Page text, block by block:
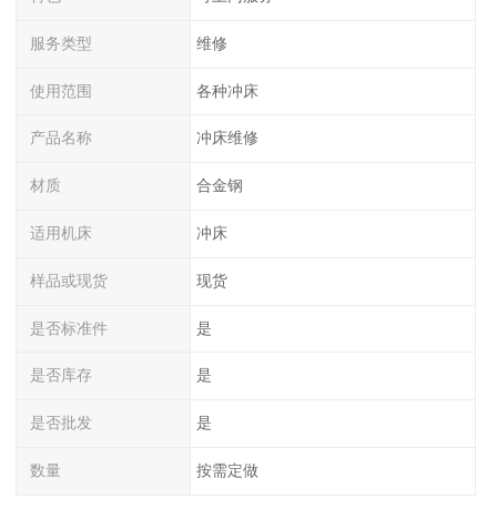
服务类型 维修
使用范围 各种冲床
产品名称 冲床维修
材质 合金钢
适用机床 冲床
样品或现货 现货
是否标准件 是
是否库存 是
是否批发 是
数量 按需定做